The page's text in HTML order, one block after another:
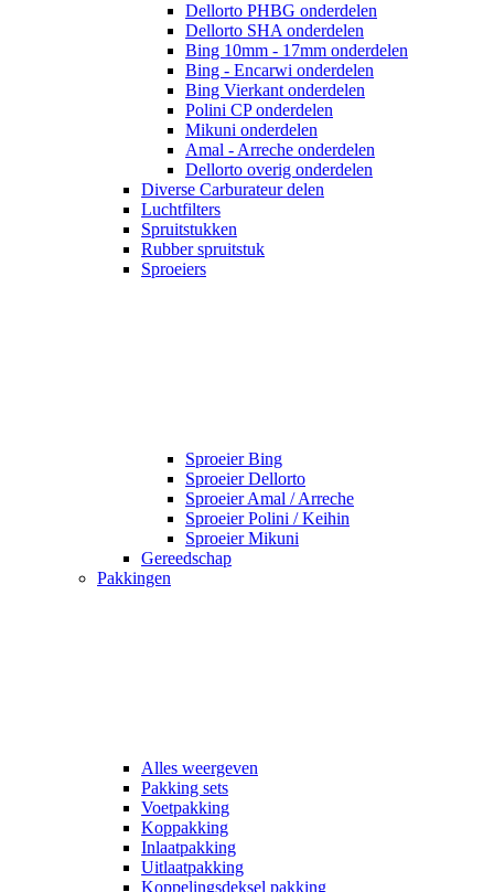
Dellorto PHBG onderdelen
Dellorto SHA onderdelen
Bing 10mm - 17mm onderdelen
Bing - Encarwi onderdelen
Bing Vierkant onderdelen
Polini CP onderdelen
Mikuni onderdelen
Amal - Arreche onderdelen
Dellorto overig onderdelen
Diverse Carburateur delen
Luchtfilters
Spruitstukken
Rubber spruitstuk
Sproeiers
Sproeier Bing
Sproeier Dellorto
Sproeier Amal / Arreche
Sproeier Polini / Keihin
Sproeier Mikuni
Gereedschap
Pakkingen
Alles weergeven
Pakking sets
Voetpakking
Koppakking
Inlaatpakking
Uitlaatpakking
Koppelingsdeksel pakking